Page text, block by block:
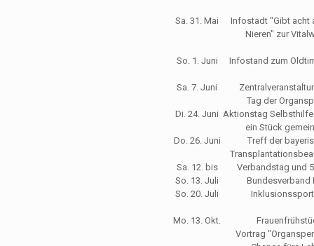
Sa. 31. Mai
Infostadt "Gibt acht
Nieren" zur
So. 1. Juni Infostand zum
Sa. 7. Juni
Tag der
Di. 24. Juni Aktionstag Selbsthilfe
ein Stück
Do. 26. Juni
Treff der
Sa. 12. bis
So. 13. Juli
Verbandstag und
Bundesverband
So. 20. Juli
Mo. 13. Okt.
Vortrag